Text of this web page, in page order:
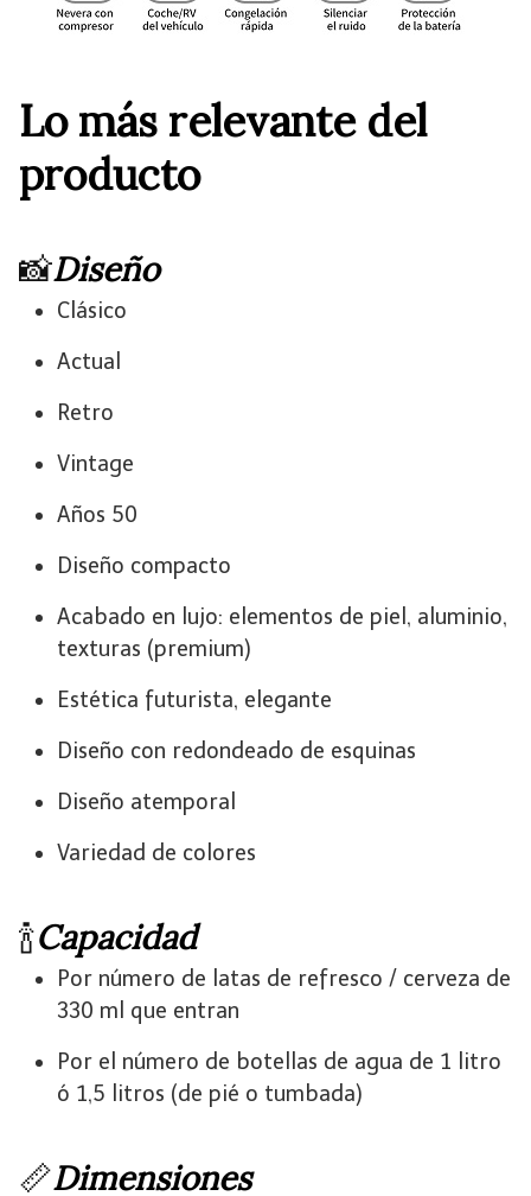
Lo más relevante del
producto
​📸​Diseño
Clásico
Actual
Retro
Vintage
Años 50
Diseño compacto
Acabado en lujo: elementos de piel, aluminio,
texturas (premium)
Estética futurista, elegante
Diseño con redondeado de esquinas
Diseño atemporal
Variedad de colores
🍾​Capacidad
Por número de latas de refresco / cerveza de
330 ml que entran
Por el número de botellas de agua de 1 litro
ó 1,5 litros (de pié o tumbada)
📏​Dimensiones